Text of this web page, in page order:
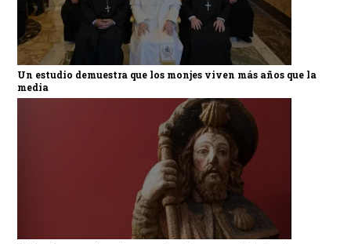
Un estudio demuestra que los monjes viven más años que la
media